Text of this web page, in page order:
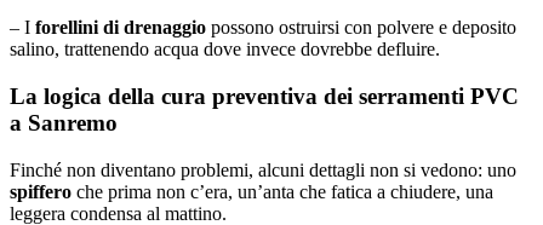
– I forellini di drenaggio possono ostruirsi con polvere e deposito
salino, trattenendo acqua dove invece dovrebbe defluire.
La logica della cura preventiva dei serramenti PVC
a Sanremo
Finché non diventano problemi, alcuni dettagli non si vedono: uno
spiffero che prima non c’era, un’anta che fatica a chiudere, una
leggera condensa al mattino.